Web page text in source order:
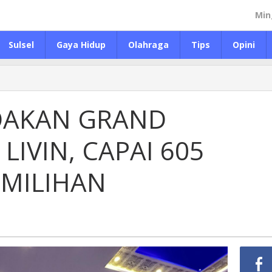
Sulsel Gaya Hidup Olahraga Tips Opini
GRAND
CAPAI 605